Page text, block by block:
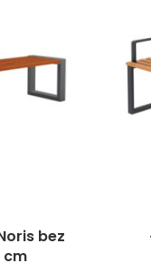
bez
cm